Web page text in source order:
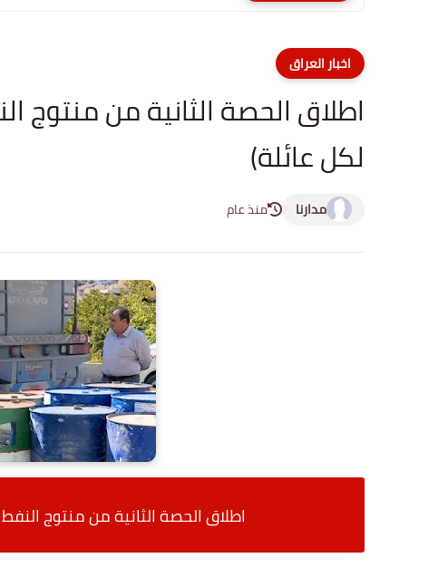
اخبار العراق
لكل عائلة)
مدارنا منذ عام
اطلاق الحصة الثانية من منتوج النفط الابيض